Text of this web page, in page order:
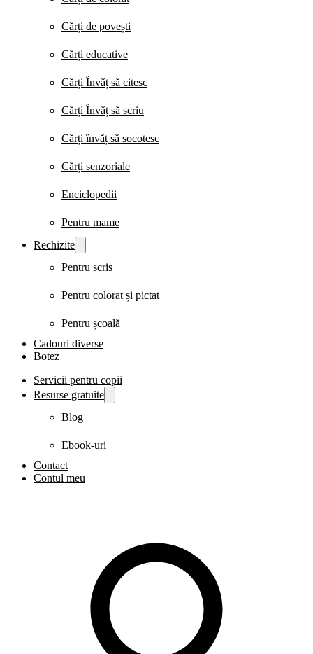
Cărți de povești
Cărți educative
Cărți Învăț să citesc
Cărți Învăț să scriu
Cărți învăț să socotesc
Cărți senzoriale
Enciclopedii
Pentru mame
Rechizite
Pentru scris
Pentru colorat și pictat
Pentru școală
Cadouri diverse
Botez
Servicii pentru copii
Resurse gratuite
Blog
Ebook-uri
Contact
Contul meu